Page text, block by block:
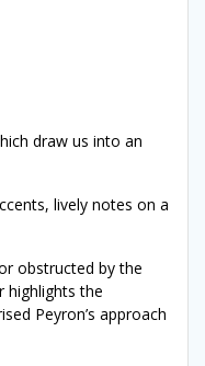
draw us into an
lively notes on a
obstructed by the
highlights the
Peyron’s approach